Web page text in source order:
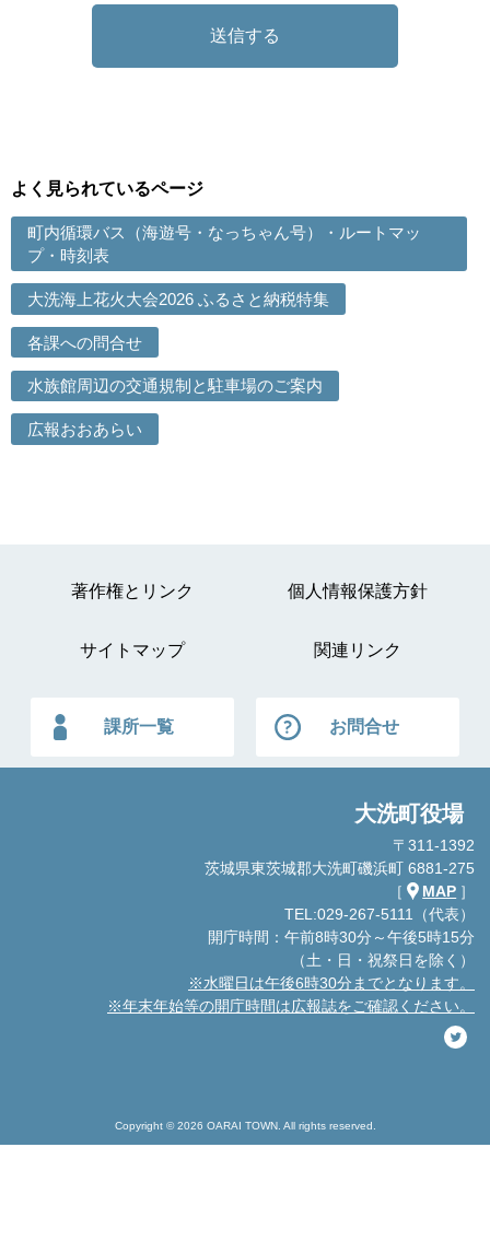
よく見られているページ
町内循環バス（海遊号・なっちゃん号）・ルートマッ
プ・時刻表
大洗海上花火大会2026 ふるさと納税特集
各課への問合せ
水族館周辺の交通規制と駐車場のご案内
広報おおあらい
著作権とリンク 個人情報保護方針
サイトマップ 関連リンク
課所一覧 お問合せ
大洗町役場
〒311-1392
茨城県東茨城郡大洗町磯浜町 6881-275
［
MAP ］
TEL:029-267-5111（代表）
開庁時間：午前8時30分～午後5時15分
（土・日・祝祭日を除く）
※水曜日は午後6時30分までとなります。
※年末年始等の開庁時間は広報誌をご確認ください。
Copyright © 2026 OARAI TOWN. All rights reserved.